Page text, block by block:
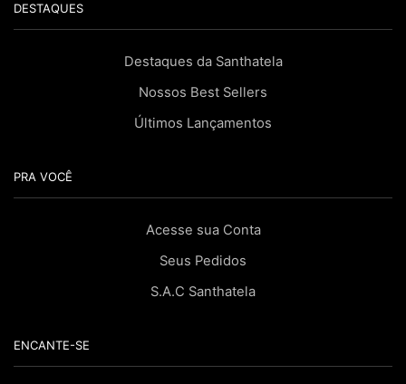
DESTAQUES
Destaques da Santhatela
Nossos Best Sellers
Últimos Lançamentos
PRA VOCÊ
Acesse sua Conta
Seus Pedidos
S.A.C Santhatela
ENCANTE-SE